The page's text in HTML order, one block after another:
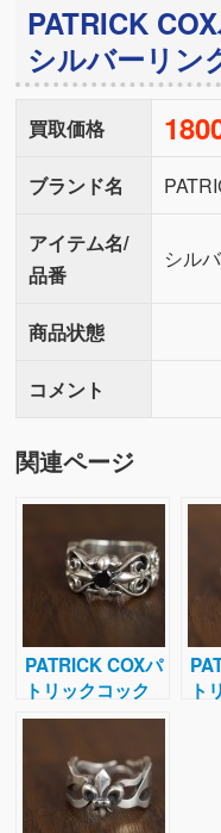
PATRICK
シルバーリン
買取価格
ブランド名
アイテム名/
品番
シル
商品状態
コメント
関連ページ
PATRICK COXパ
トリックコック
ス/シルバーリン
ト